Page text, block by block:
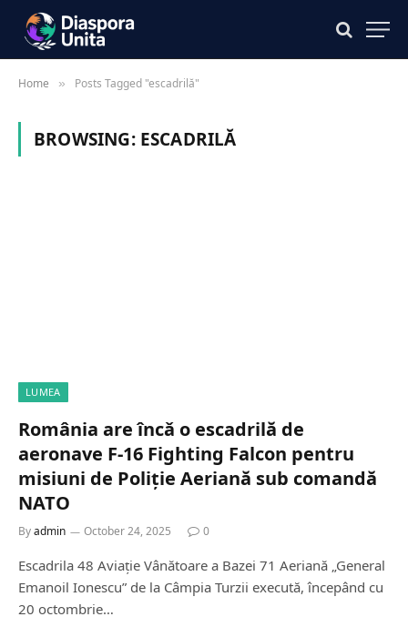
Home » Posts Tagged "escadrilă"
BROWSING: ESCADRILĂ
LUMEA
România are încǎ o escadrilă de
aeronave F-16 Fighting Falcon pentru
misiuni de Poliție Aeriană sub comandă
NATO
Byadmin October 24, 2025 0
Escadrila 48 Aviație Vânătoare a Bazei 71 Aeriană „General
Emanoil Ionescu” de la Câmpia Turzii execută, începând cu
20 octombrie…